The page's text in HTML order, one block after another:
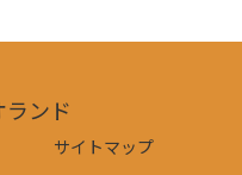
ンド
サイトマップ